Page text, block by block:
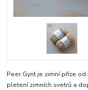
Peer Gynt je zimní příze
pletení zimních svetrů a